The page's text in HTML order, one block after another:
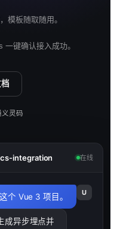
模板随取随用。
键确认接入成功。
义灵码
integration 在线
U
个 Vue 3 项目。
成异步埋点并